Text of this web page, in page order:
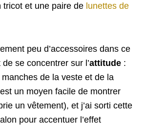
tricot et une paire de lunettes de
peu d’accessoires dans ce
se concentrer sur l’attitude :
manches de la veste et de la
un moyen facile de montrer
un vêtement), et j’ai sorti cette
pour accentuer l’effet